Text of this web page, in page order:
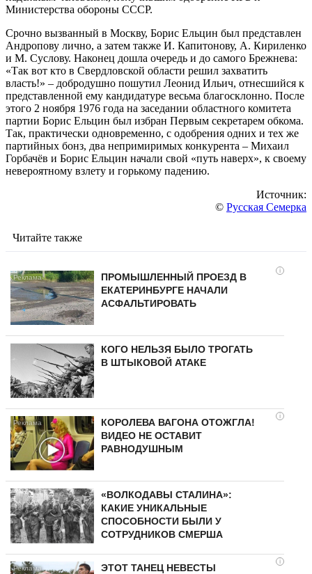
Министерства обороны СССР.
Срочно вызванный в Москву, Борис Ельцин был представлен
Андропову лично, а затем также И. Капитонову, А. Кириленко
и М. Суслову. Наконец дошла очередь и до самого Брежнева:
«Так вот кто в Свердловской области решил захватить
власть!» – добродушно пошутил Леонид Ильич, отнесшийся к
представленной ему кандидатуре весьма благосклонно. После
этого 2 ноября 1976 года на заседании областного комитета
партии Борис Ельцин был избран Первым секретарем обкома.
Так, практически одновременно, с одобрения одних и тех же
партийных бонз, два непримиримых конкурента – Михаил
Горбачёв и Борис Ельцин начали свой «путь наверх», к своему
невероятному взлету и горькому падению.
Источник:
© Русская Семерка
Читайте также
i
ПРОМЫШЛЕННЫЙ ПРОЕЗД В
ЕКАТЕРИНБУРГЕ НАЧАЛИ
АСФАЛЬТИРОВАТЬ
КОГО НЕЛЬЗЯ БЫЛО ТРОГАТЬ
В ШТЫКОВОЙ АТАКЕ
i
КОРОЛЕВА ВАГОНА ОТОЖГЛА!
ВИДЕО НЕ ОСТАВИТ
РАВНОДУШНЫМ
«ВОЛКОДАВЫ СТАЛИНА»:
КАКИЕ УНИКАЛЬНЫЕ
СПОСОБНОСТИ БЫЛИ У
СОТРУДНИКОВ СМЕРША
i
ЭТОТ ТАНЕЦ НЕВЕСТЫ